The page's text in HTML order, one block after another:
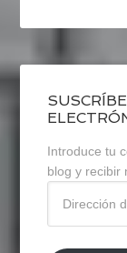
Introduce tu
blog y recibir
email